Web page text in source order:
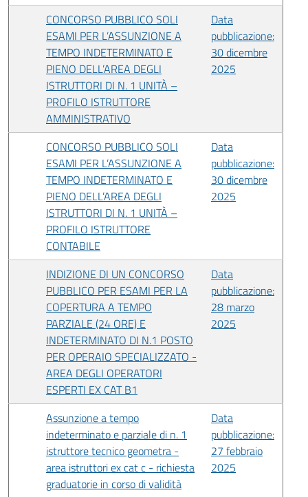
CONCORSO PUBBLICO SOLI
ESAMI PER L’ASSUNZIONE A
TEMPO INDETERMINATO E
PIENO DELL’AREA DEGLI
ISTRUTTORI DI N. 1 UNITÀ –
PROFILO ISTRUTTORE
AMMINISTRATIVO
Data
pubblicazione:
30 dicembre
2025
CONCORSO PUBBLICO SOLI
ESAMI PER L’ASSUNZIONE A
TEMPO INDETERMINATO E
PIENO DELL’AREA DEGLI
ISTRUTTORI DI N. 1 UNITÀ –
PROFILO ISTRUTTORE
CONTABILE
Data
pubblicazione:
30 dicembre
2025
INDIZIONE DI UN CONCORSO
PUBBLICO PER ESAMI PER LA
COPERTURA A TEMPO
PARZIALE (24 ORE) E
INDETERMINATO DI N.1 POSTO
PER OPERAIO SPECIALIZZATO -
AREA DEGLI OPERATORI
ESPERTI EX CAT B1
Data
pubblicazione:
28 marzo
2025
Assunzione a tempo
indeterminato e parziale di n. 1
istruttore tecnico geometra -
area istruttori ex cat c - richiesta
graduatorie in corso di validità
Data
pubblicazione:
27 febbraio
2025